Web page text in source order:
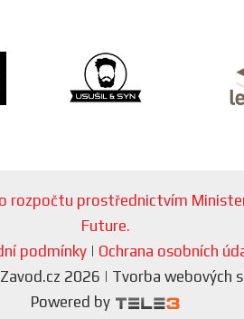
rozpočtu prostřednictvím
Future.
podmínky| Ochrana osobních
2026 | Tvorba webových
Powered by